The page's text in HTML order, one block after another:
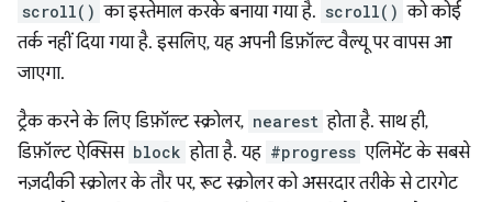
scroll() का इस्तेमाल करके बनाया गया है. scroll() को कोई
तर्क नहीं दिया गया है. इसलिए, यह अपनी डिफ़ॉल्ट वैल्यू पर वापस आ
जाएगा.
ट्रैक करने के लिए डिफ़ॉल्ट स्क्रोलर, nearest होता है. साथ ही,
डिफ़ॉल्ट ऐक्सिस block होता है. यह #progress एलिमेंट के सबसे
नज़दीकी स्क्रोलर के तौर पर, रूट स्क्रोलर को असरदार तरीके से टारगेट